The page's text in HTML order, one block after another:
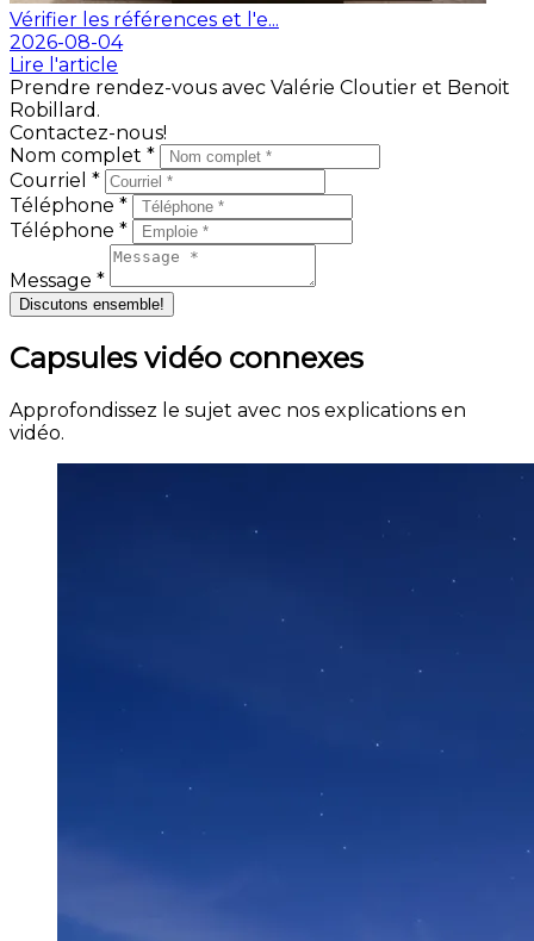
Vérifier les références et l'e...
2026-08-04
Lire l'article
Prendre rendez-vous avec Valérie Cloutier et Benoit
Robillard.
Contactez-nous!
Nom complet *
Courriel *
Téléphone *
Téléphone *
Message *
Discutons ensemble!
Capsules vidéo connexes
Approfondissez le sujet avec nos explications en
vidéo.